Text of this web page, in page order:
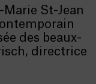
St-Jean
des beaux-
directrice